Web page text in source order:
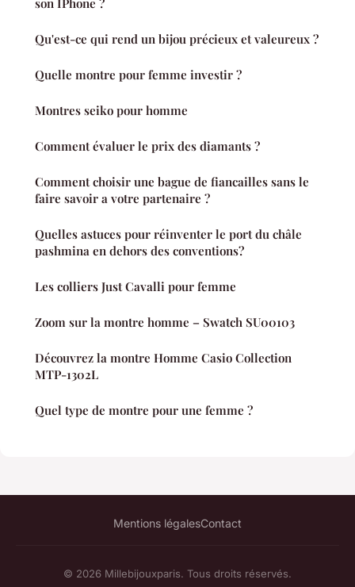
son IPhone ?
Qu'est-ce qui rend un bijou précieux et valeureux ?
Quelle montre pour femme investir ?
Montres seiko pour homme
Comment évaluer le prix des diamants ?
Comment choisir une bague de fiancailles sans le
faire savoir a votre partenaire ?
Quelles astuces pour réinventer le port du châle
pashmina en dehors des conventions?
Les colliers Just Cavalli pour femme
Zoom sur la montre homme – Swatch SU00103
Découvrez la montre Homme Casio Collection
MTP-1302L
Quel type de montre pour une femme ?
Mentions légalesContact
© 2026 Millebijouxparis. Tous droits réservés.